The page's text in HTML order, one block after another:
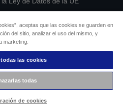
sobre cookies
accesibilidad de Epson
2026 Seiko Epson
aceptas que las cookies se guarden en
del sitio, analizar el uso del mismo, y
marketing.
las cookies
todas
de cookies